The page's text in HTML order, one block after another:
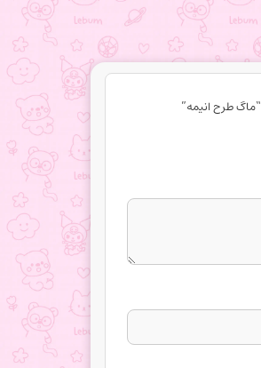
طرح انیمه”